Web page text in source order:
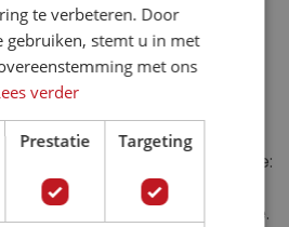
met Vogels Zilver.
van een prachtige boom
vogels, weergegeven
een unieke uitstraling in de:
kinderkamer, keuken, hal,
of iedere andere ruimte.
te verbeteren. Door
gebruiken, stemt u in met
met ons
verder
Prestatie Targeting